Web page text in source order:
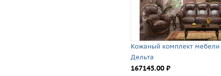
Кожаный комплект мебели
Дельта
167145.00 ⃏